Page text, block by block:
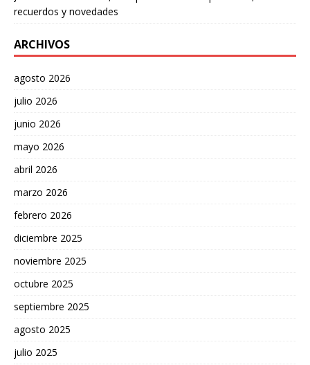
recuerdos y novedades
ARCHIVOS
agosto 2026
julio 2026
junio 2026
mayo 2026
abril 2026
marzo 2026
febrero 2026
diciembre 2025
noviembre 2025
octubre 2025
septiembre 2025
agosto 2025
julio 2025